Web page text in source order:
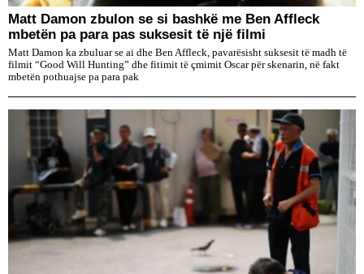
Matt Damon zbulon se si bashkë me Ben Affleck
mbetën pa para pas suksesit të një filmi
Matt Damon ka zbuluar se ai dhe Ben Affleck, pavarësisht suksesit të madh të
filmit “Good Will Hunting” dhe fitimit të çmimit Oscar për skenarin, në fakt
mbetën pothuajse pa para pak